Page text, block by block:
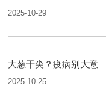
2025-10-29
大葱干尖？疫病别大意
2025-10-25